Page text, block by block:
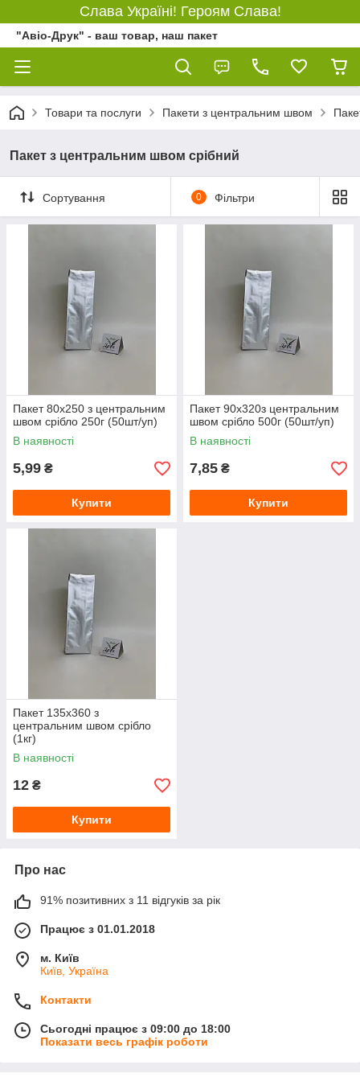
Слава Україні! Героям Слава!
"Авіо-Друк" - ваш товар, наш пакет
Товари та послуги Пакети з центральним швом
Пакет з центральним швом срібний
Сортування 0 Фільтри
Пакет 80х250 з центральним
швом срібло 250г (50шт/уп)
В наявності
5,99 ₴
Купити
Пакет 90х320з центральним
швом срібло 500г (50шт/уп)
В наявності
7,85 ₴
Купити
Пакет 135х360 з
центральним швом срібло
(1кг)
В наявності
12 ₴
Купити
Про нас
91% позитивних з 11 відгуків за рік
Працює з 01.01.2018
м. Київ
Київ, Україна
Контакти
Сьогодні працює з 09:00 до 18:00
Показати весь графік роботи